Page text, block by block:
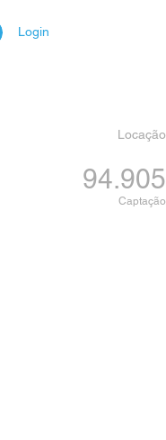
Login
Locação
94.905
Captação